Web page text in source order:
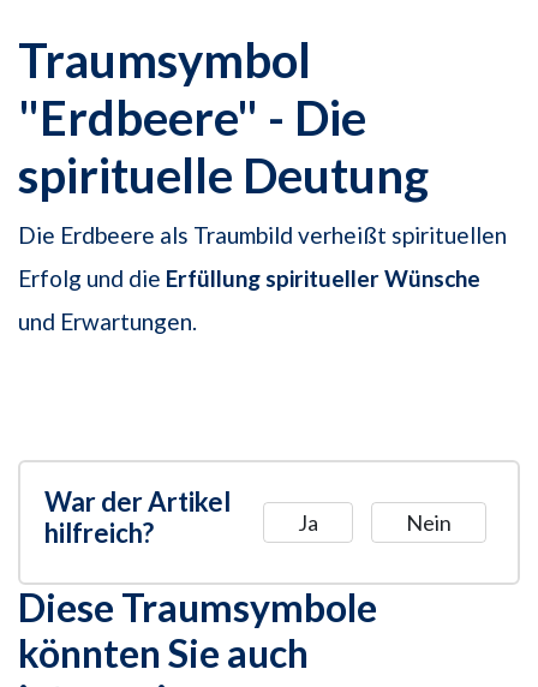
Traumsymbol
"Erdbeere" - Die
spirituelle Deutung
Die Erdbeere als Traumbild verheißt spirituellen
Erfolg und die Erfüllung spiritueller Wünsche
und Erwartungen.
War der Artikel
hilfreich?
Ja Nein
Diese Traumsymbole
könnten Sie auch